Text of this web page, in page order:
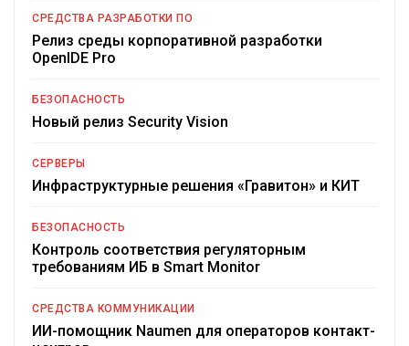
СРЕДСТВА РАЗРАБОТКИ ПО
Релиз среды корпоративной разработки
OpenIDE Pro
БЕЗОПАСНОСТЬ
Новый релиз Security Vision
СЕРВЕРЫ
Инфраструктурные решения «Гравитон» и КИТ
БЕЗОПАСНОСТЬ
Контроль соответствия регуляторным
требованиям ИБ в Smart Monitor
СРЕДСТВА КОММУНИКАЦИИ
ИИ-помощник Naumen для операторов контакт-